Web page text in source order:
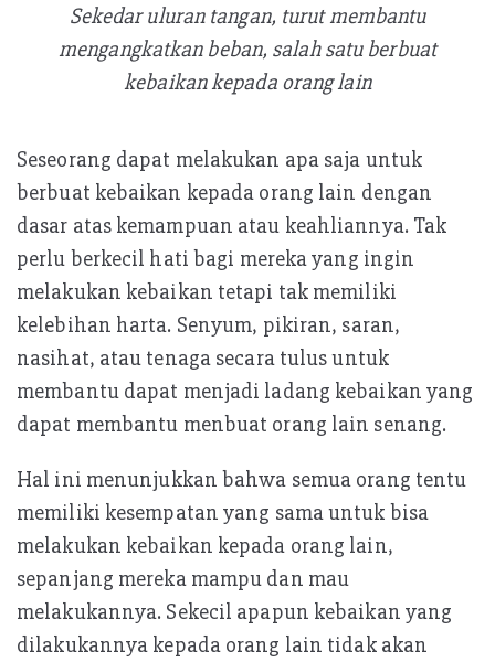
Sekedar uluran tangan, turut membantu
mengangkatkan beban, salah satu berbuat
kebaikan kepada orang lain
Seseorang dapat melakukan apa saja untuk
berbuat kebaikan kepada orang lain dengan
dasar atas kemampuan atau keahliannya. Tak
perlu berkecil hati bagi mereka yang ingin
melakukan kebaikan tetapi tak memiliki
kelebihan harta. Senyum, pikiran, saran,
nasihat, atau tenaga secara tulus untuk
membantu dapat menjadi ladang kebaikan yang
dapat membantu menbuat orang lain senang.
Hal ini menunjukkan bahwa semua orang tentu
memiliki kesempatan yang sama untuk bisa
melakukan kebaikan kepada orang lain,
sepanjang mereka mampu dan mau
melakukannya. Sekecil apapun kebaikan yang
dilakukannya kepada orang lain tidak akan